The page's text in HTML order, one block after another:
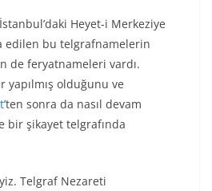
Heyet-i Merkeziye
edilen bu telgrafnamelerin
de feryatnameleri vardı.
olduğunu ve
’ten sonra da nasıl devam
bir şikayet telgrafında
Telgraf Nezareti